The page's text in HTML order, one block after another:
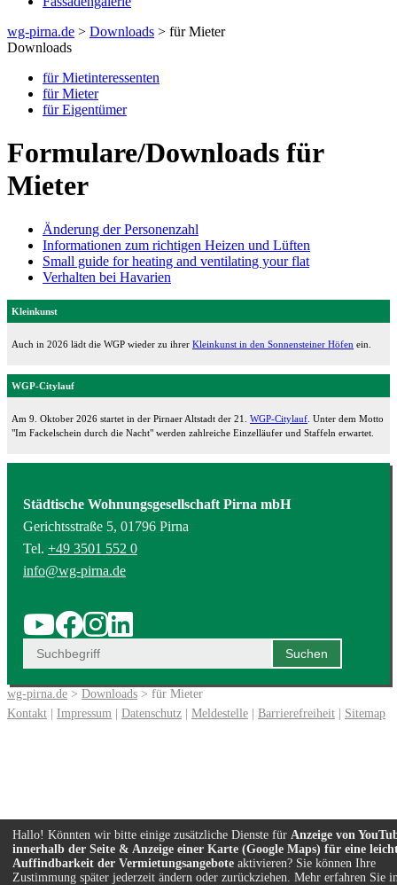
wg-pirna.de > Downloads > für Mieter
Downloads
für Mietinteressenten
für Mieter
für Eigentümer
Formulare/Downloads für
Mieter
Änderung der Personenzahl
Informationen zum richtigen Heizen und Lüften
Small guide for heating and ventilating your flat
Verhalten bei Havarien
Kleinkunst
Auch in 2026 lädt die WGP wieder zu ihrer Kleinkunst in den Sonnensteiner Höfen ein.
WGP-Citylauf
Am 9. Oktober 2026 startet in der Pirnaer Altstadt der 21. WGP-Citylauf . Unter dem Motto
"Im Fackelschein durch die Nacht" werden zahlreiche Einzelläufer und Staffeln erwartet.
Städtische Wohnungsgesellschaft Pirna mbH
Gerichtsstraße 5, 01796 Pirna
Tel. +49 3501 552 0
info@wg-pirna.de
wg-pirna.de > Downloads > für Mieter
Kontakt | Impressum | Datenschutz | Meldestelle | Barrierefreiheit | Sitemap
Hallo! Könnten wir bitte einige zusätzliche Dienste für Anzeige von
innerhalb der Seite & Anzeige einer Karte (Google Maps) für eine
Auffindbarkeit der Vermietungsangebote aktivieren? Sie können Ihre
Zustimmung später jederzeit ändern oder zurückziehen. Mehr erfahren Sie